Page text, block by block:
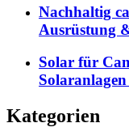
Nachhaltig
Ausrüstung
Solar für
Kategorien